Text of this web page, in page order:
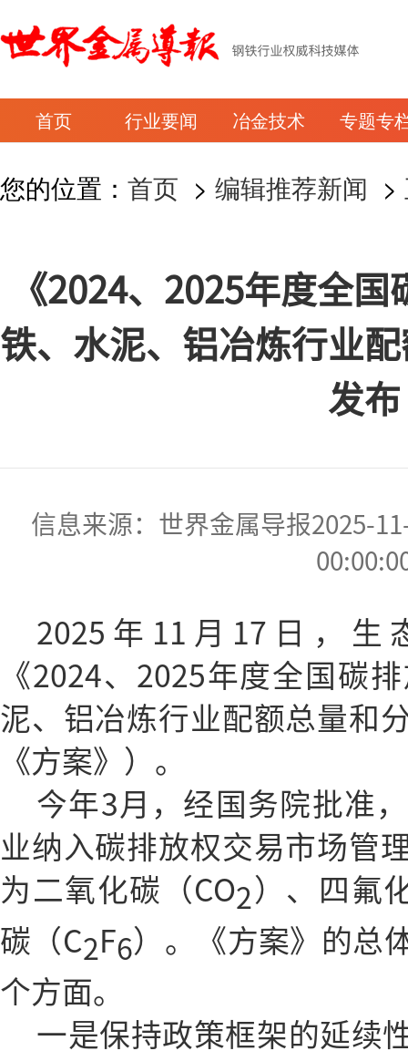
首页 行业要闻 冶金技术 专题专
您的位置： 首页 > 编辑推荐新闻 >
《2024、2025年度全
铁、水泥、铝冶炼行业
发布
信息来源：世界金属导报2025-
2025年11月17日，生
《2024、2025年度全国碳
泥、铝冶炼行业配额总量和
《方案》）。
今年3月，经国务院批准
业纳入碳排放权交易市场管
为二氧化碳（CO2 ）、四氟
碳（C2F6）。《方案》的总
个方面。
一是保持政策框架的延续